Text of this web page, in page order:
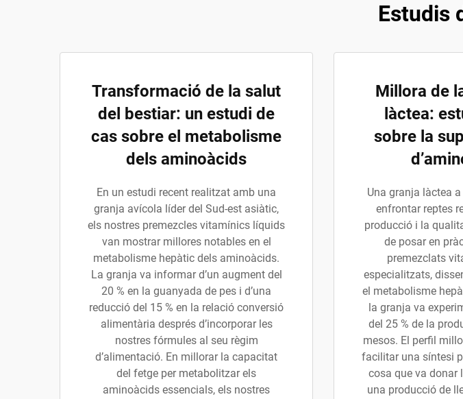
Estudis
Transformació de la salut
del bestiar: un estudi de
cas sobre el metabolisme
dels aminoàcids
En un estudi recent realitzat amb una
granja avícola líder del Sud-est asiàtic,
els nostres premezcles vitamínics líquids
van mostrar millores notables en el
metabolisme hepàtic dels aminoàcids.
La granja va informar d’un augment del
20 % en la guanyada de pes i d’una
reducció del 15 % en la relació conversió
alimentària després d’incorporar les
nostres fórmules al seu règim
d’alimentació. En millorar la capacitat
del fetge per metabolitzar els
aminoàcids essencials, els nostres
Millora de
làctea:
sobre la
Una granja làctea a
enfrontar reptes
producció i la
de posar en
premezclats
especialitzats,
el metabolisme
la granja va
del 25 % de la
mesos. El perfil
facilitar una síntesi
cosa que va donar
una producció de